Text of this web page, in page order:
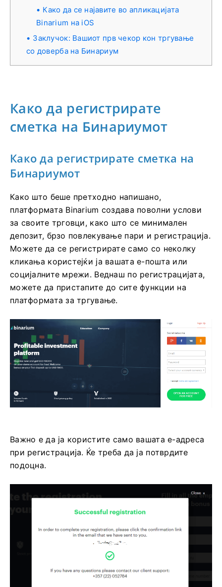
Како да се најавите во апликацијата
Binarium на iOS
Заклучок: Вашиот прв чекор кон тргување
со доверба на Бинариум
Како да регистрирате
сметка на Бинариумот
Како да регистрирате сметка на
Бинариумот
Како што беше претходно напишано,
платформата Binarium создава поволни услови
за своите трговци, како што се минимален
депозит, брзо повлекување пари и регистрација.
Можете да се регистрирате само со неколку
кликања користејќи ја вашата е-пошта или
социјалните мрежи. Веднаш по регистрацијата,
можете да пристапите до сите функции на
платформата за тргување.
Важно е да ја користите само вашата е-адреса
при регистрација. Ќе треба да ја потврдите
подоцна.